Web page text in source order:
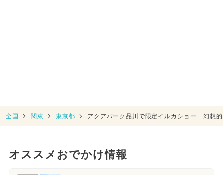
全国 関東 東京都 アクアパーク品川で限定イルカショー 幻想
オススメおでかけ情報